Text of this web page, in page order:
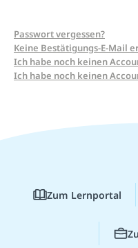
Passwort vergessen?
Keine Bestätigungs-E-Mail
Ich habe noch keinen
Ich habe noch keinen
Zum Lernportal